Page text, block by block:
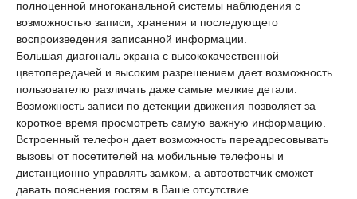
полноценной многоканальной системы наблюдения с
возможностью записи, хранения и последующего
воспроизведения записанной информации.
Большая диагональ экрана с высококачественной
цветопередачей и высоким разрешением дает возможность
пользователю различать даже самые мелкие детали.
Возможность записи по детекции движения позволяет за
короткое время просмотреть самую важную информацию.
Встроенный телефон дает возможность переадресовывать
вызовы от посетителей на мобильные телефоны и
дистанционно управлять замком, а автоответчик сможет
давать пояснения гостям в Ваше отсутствие.